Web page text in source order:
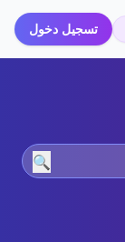
تسجيل دخول
🔍